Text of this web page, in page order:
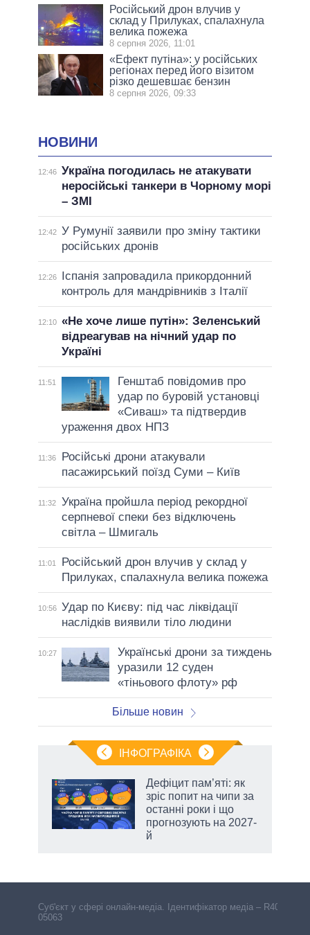
Російський дрон влучив у
склад у Прилуках, спалахнула
велика пожежа
8 серпня 2026, 11:01
«Ефект путіна»: у російських
регіонах перед його візитом
різко дешевшає бензин
8 серпня 2026, 09:33
НОВИНИ
12:46 Україна погодилась не атакувати
неросійські танкери в Чорному морі
– ЗМІ
12:42 У Румунії заявили про зміну тактики
російських дронів
12:26
Іспанія запровадила прикордонний
контроль для мандрівників з Італії
12:10 «Не хоче лише путін»: Зеленський
відреагував на нічний удар по
Україні
11:51
Генштаб повідомив про
удар по буровій установці
«Сиваш» та підтвердив
ураження двох НПЗ
11:36
Російські дрони атакували
пасажирський поїзд Суми – Київ
11:32
Україна пройшла період рекордної
серпневої спеки без відключень
світла – Шмигаль
11:01
Російський дрон влучив у склад у
Прилуках, спалахнула велика пожежа
10:56 Удар по Києву: під час ліквідації
наслідків виявили тіло людини
10:27
Українські дрони за тиждень
уразили 12 суден
«тіньового флоту» рф
Більше новин
ІНФОГРАФІКА
Дефіцит пам’яті: як
зріс попит на чипи за
останні роки і що
прогнозують на 2027-
й
Cуб'єкт у сфері онлайн-медіа. Ідентифікатор медіа – R40-
05063